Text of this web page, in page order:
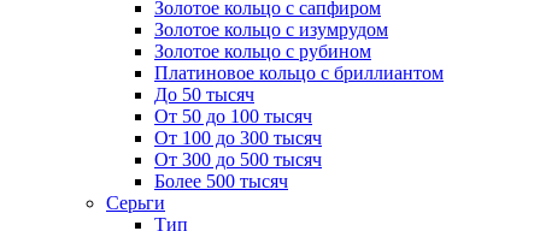
Золотое кольцо с сапфиром
Золотое кольцо с изумрудом
Золотое кольцо с рубином
Платиновое кольцо с бриллиантом
До 50 тысяч
От 50 до 100 тысяч
От 100 до 300 тысяч
От 300 до 500 тысяч
Более 500 тысяч
Серьги
Тип